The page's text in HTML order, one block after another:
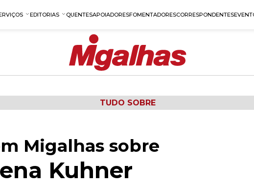
EDITORIAS QUENTESAPOIADORESFOMENTADORESCORRESPONDENTES
TUDO SOBRE
Migalhas sobre
Kuhner